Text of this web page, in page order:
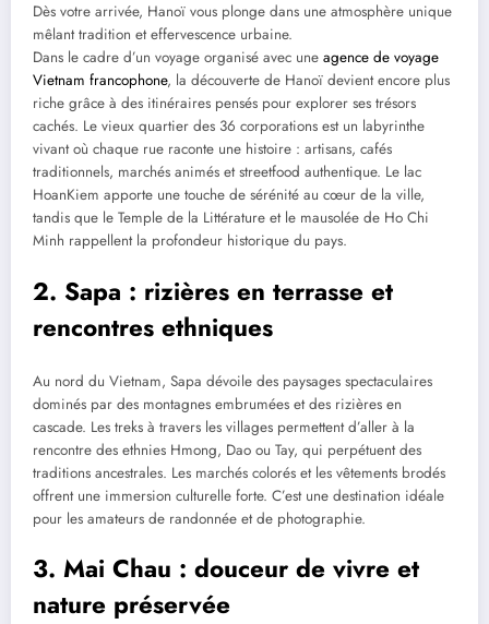
Dès votre arrivée, Hanoï vous plonge dans une atmosphère unique
mêlant tradition et effervescence urbaine.
Dans le cadre d’un voyage organisé avec une agence de voyage
Vietnam francophone, la découverte de Hanoï devient encore plus
riche grâce à des itinéraires pensés pour explorer ses trésors
cachés. Le vieux quartier des 36 corporations est un labyrinthe
vivant où chaque rue raconte une histoire : artisans, cafés
traditionnels, marchés animés et streetfood authentique. Le lac
HoanKiem apporte une touche de sérénité au cœur de la ville,
tandis que le Temple de la Littérature et le mausolée de Ho Chi
Minh rappellent la profondeur historique du pays.
2. Sapa : rizières en terrasse et
rencontres ethniques
Au nord du Vietnam, Sapa dévoile des paysages spectaculaires
dominés par des montagnes embrumées et des rizières en
cascade. Les treks à travers les villages permettent d’aller à la
rencontre des ethnies Hmong, Dao ou Tay, qui perpétuent des
traditions ancestrales. Les marchés colorés et les vêtements brodés
offrent une immersion culturelle forte. C’est une destination idéale
pour les amateurs de randonnée et de photographie.
3. Mai Chau : douceur de vivre et
nature préservée